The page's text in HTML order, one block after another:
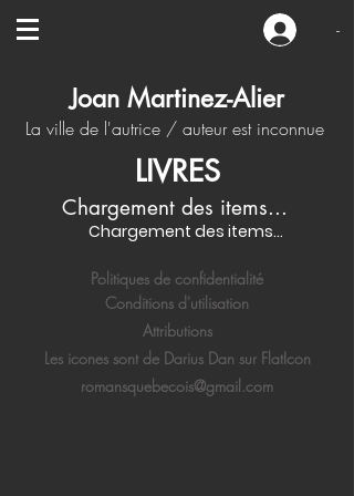
-
Joan Martinez-Alier
La ville de l'autrice / auteur est inconnue
LIVRES
Chargement des items...
Chargement des items...
Politiques de confidentialité
Conditions d'utilisation
Attributions
Les icones sont de Darius Dan sur FlatIcon
romansquebecois@gmail.com